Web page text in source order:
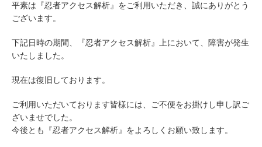
平素は『忍者アクセス解析』をご利用いただき、誠にありがとう
ございます。
下記日時の期間、『忍者アクセス解析』上において、障害が発生
いたしました。
現在は復旧しております。
ご利用いただいております皆様には、ご不便をお掛けし申し訳ご
ざいませでした。
今後とも『忍者アクセス解析』をよろしくお願い致します。